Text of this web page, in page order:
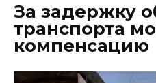
За задержку
транспорта
компенсацию